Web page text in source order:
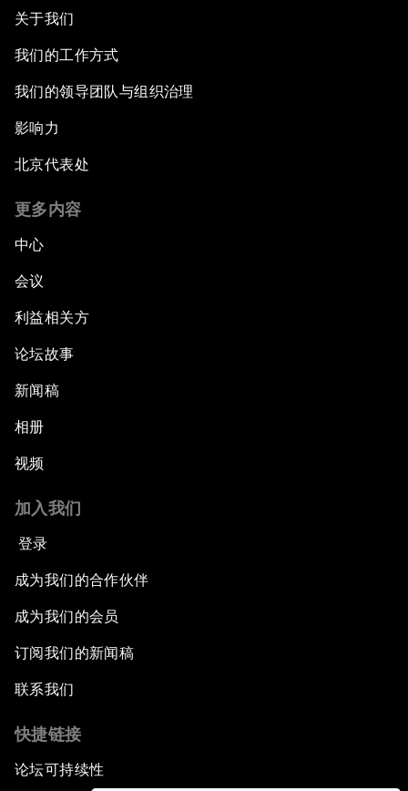
关于我们
我们的工作方式
我们的领导团队与组织治理
影响力
北京代表处
更多内容
中心
会议
利益相关方
论坛故事
新闻稿
相册
视频
加入我们
登录
成为我们的合作伙伴
成为我们的会员
订阅我们的新闻稿
联系我们
快捷链接
论坛可持续性